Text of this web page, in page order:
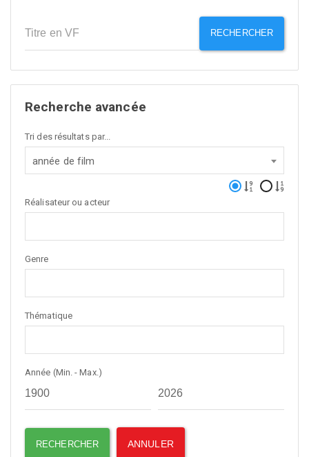
RECHERCHER
Recherche avancée
Tri des résultats par...
année de film
Réalisateur ou acteur
Genre
Thématique
Année (Min. - Max.)